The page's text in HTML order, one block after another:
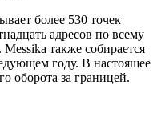
более 530 точек
адресов по всему
также собирается
году. В настоящее
оборота за границей.